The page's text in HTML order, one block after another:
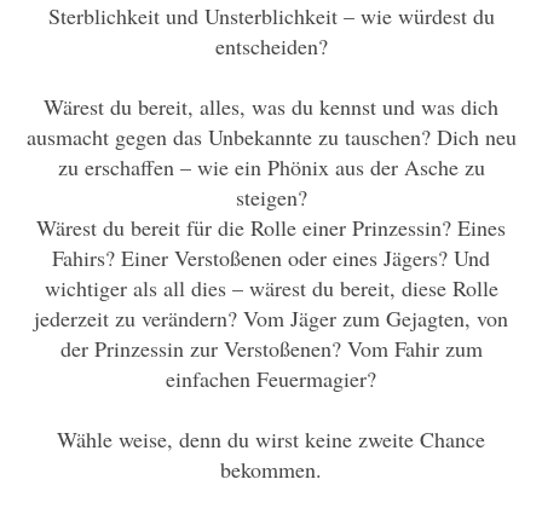
Sterblichkeit und Unsterblichkeit – wie würdest du
entscheiden?
Wärest du bereit, alles, was du kennst und was dich
ausmacht gegen das Unbekannte zu tauschen? Dich neu
zu erschaffen – wie ein Phönix aus der Asche zu
steigen?
Wärest du bereit für die Rolle einer Prinzessin? Eines
Fahirs? Einer Verstoßenen oder eines Jägers? Und
wichtiger als all dies – wärest du bereit, diese Rolle
jederzeit zu verändern? Vom Jäger zum Gejagten, von
der Prinzessin zur Verstoßenen? Vom Fahir zum
einfachen Feuermagier?
Wähle weise, denn du wirst keine zweite Chance
bekommen.